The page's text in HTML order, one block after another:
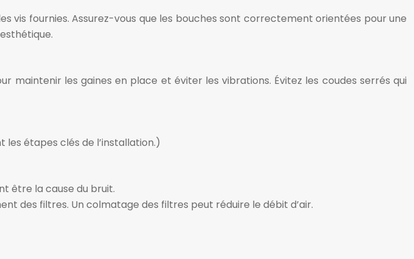
vis fournies. Assurez-vous que les bouches sont correctement orientées pour une
maintenir les gaines en place et éviter les vibrations. Évitez les coudes serrés qui
les étapes clés de l’installation.)
être la cause du bruit.
des filtres. Un colmatage des filtres peut réduire le débit d’air.